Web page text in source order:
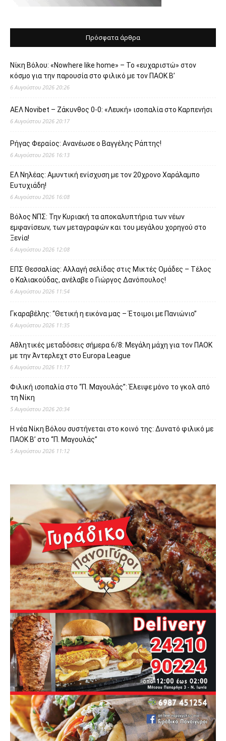
Πρόσφατα άρθρα
Νίκη Βόλου: «Nowhere like home» – Το «ευχαριστώ» στον
κόσμο για την παρουσία στο φιλικό με τον ΠΑΟΚ Β’
6 Αυγούστου 2026 20:26
ΑΕΛ Novibet – Ζάκυνθος 0-0: «Λευκή» ισοπαλία στο Καρπενήσι
6 Αυγούστου 2026 20:17
Ρήγας Φεραίος: Ανανέωσε ο Βαγγέλης Ράπτης!
6 Αυγούστου 2026 16:13
ΕΛ Νηλέας: Αμυντική ενίσχυση με τον 20χρονο Χαράλαμπο
Ευτυχιάδη!
6 Αυγούστου 2026 16:08
Βόλος ΝΠΣ: Την Κυριακή τα αποκαλυπτήρια των νέων
εμφανίσεων, των μεταγραφών και του μεγάλου χορηγού στο
Ξενία!
6 Αυγούστου 2026 12:08
ΕΠΣ Θεσσαλίας: Αλλαγή σελίδας στις Μικτές Ομάδες – Τέλος
ο Καλιακούδας, ανέλαβε ο Γιώργος Δανόπουλος!
6 Αυγούστου 2026 11:54
Γκαραβέλης: “Θετική η εικόνα μας – Έτοιμοι με Πανιώνιο”
6 Αυγούστου 2026 11:35
Αθλητικές μεταδόσεις σήμερα 6/8: Μεγάλη μάχη για τον ΠΑΟΚ
με την Άντερλεχτ στο Europa League
6 Αυγούστου 2026 11:17
Φιλική ισοπαλία στο “Π. Μαγουλάς”: Έλειψε μόνο το γκολ από
τη Νίκη
5 Αυγούστου 2026 20:34
Η νέα Νίκη Βόλου συστήνεται στο κοινό της: Δυνατό φιλικό με
ΠΑΟΚ Β’ στο “Π. Μαγουλάς”
5 Αυγούστου 2026 11:12